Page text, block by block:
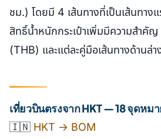
ชม.) โดยมี 4 เส้นทางที่เป็นเส้นทา
สิทธิ์น้ำหนักกระเป๋าเพิ่มมีความสำคัญ
(THB) และแต่ละคู่มือเส้นทางด้านล่
เที่ยวบินตรงจาก HKT — 18 จุดหม
🇮🇳 HKT → BOM